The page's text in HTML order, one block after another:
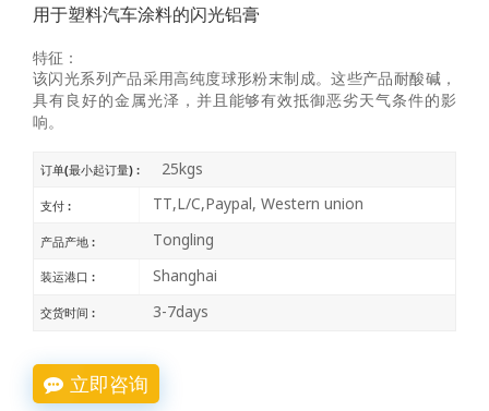
用于塑料汽车涂料的闪光铝膏
特征：
该闪光系列产品采用高纯度球形粉末制成。这些产品耐酸碱，
具有良好的金属光泽，并且能够有效抵御恶劣天气条件的影
响。
订单(最小起订量) : 25kgs
支付 : TT,L/C,Paypal, Western union
产品产地 : Tongling
装运港口 : Shanghai
交货时间 : 3-7days
立即咨询